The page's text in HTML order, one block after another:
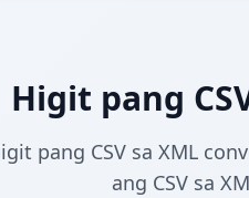
Higit pang
pang CSV sa XML
ang CSV sa